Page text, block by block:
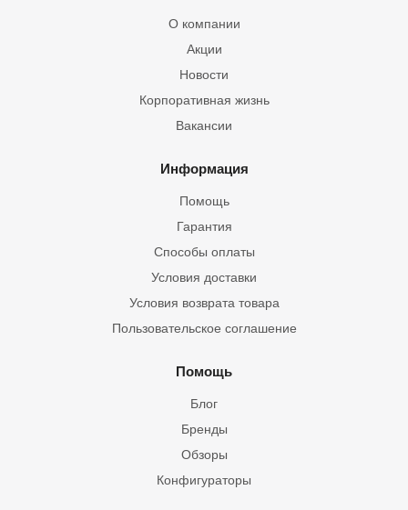
О компании
Акции
Новости
Корпоративная жизнь
Вакансии
Информация
Помощь
Гарантия
Способы оплаты
Условия доставки
Условия возврата товара
Пользовательское соглашение
Помощь
Блог
Бренды
Обзоры
Конфигураторы